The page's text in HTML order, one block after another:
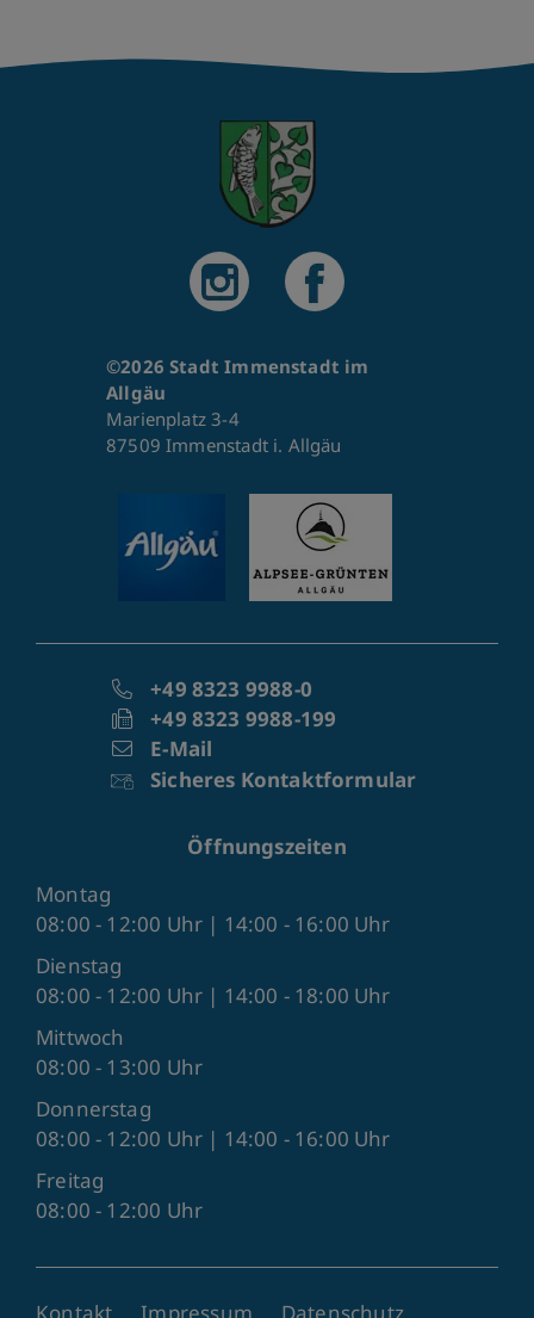
©2026 Stadt Immenstadt im
Allgäu
Marienplatz 3-4
87509 Immenstadt i. Allgäu
+49 8323 9988-0
+49 8323 9988-199
E-Mail
Sicheres Kontaktformular
Öffnungszeiten
Montag
08:00 - 12:00 Uhr | 14:00 - 16:00 Uhr
Dienstag
08:00 - 12:00 Uhr | 14:00 - 18:00 Uhr
Mittwoch
08:00 - 13:00 Uhr
Donnerstag
08:00 - 12:00 Uhr | 14:00 - 16:00 Uhr
Freitag
08:00 - 12:00 Uhr